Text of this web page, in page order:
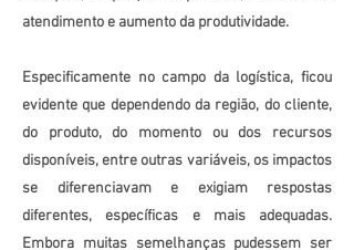
atendimento e aumento da produtividade.
Especificamente no campo da logística, ficou
evidente que dependendo da região, do cliente,
do produto, do momento ou dos recursos
disponíveis, entre outras variáveis, os impactos
se diferenciavam e exigiam respostas
diferentes, específicas e mais adequadas.
Embora muitas semelhanças pudessem ser